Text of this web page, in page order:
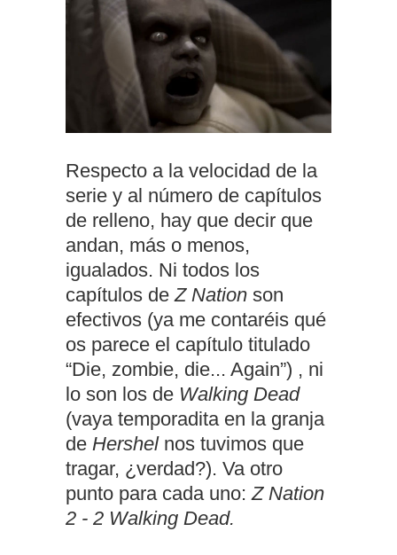
Respecto a la velocidad de la
serie y al número de capítulos
de relleno, hay que decir que
andan, más o menos,
igualados. Ni todos los
capítulos de Z Nation son
efectivos (ya me contaréis qué
os parece el capítulo titulado
“Die, zombie, die... Again”) , ni
lo son los de Walking Dead
(vaya temporadita en la granja
de Hershelnos tuvimos que
tragar, ¿verdad?). Va otro
punto para cada uno: Z Nation
2 - 2 Walking Dead.